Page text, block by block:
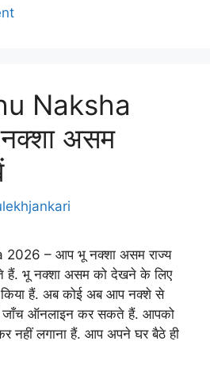
Naksha
असम
– आप भू नक्शा असम राज्य
हैं. भू नक्शा असम को देखने के लिए
हैं. अब कोई अब आप नक्शे से
जाँच ऑनलाइन कर सकते हैं. आपको
नहीं लगाना हैं. आप अपने घर बैठे ही